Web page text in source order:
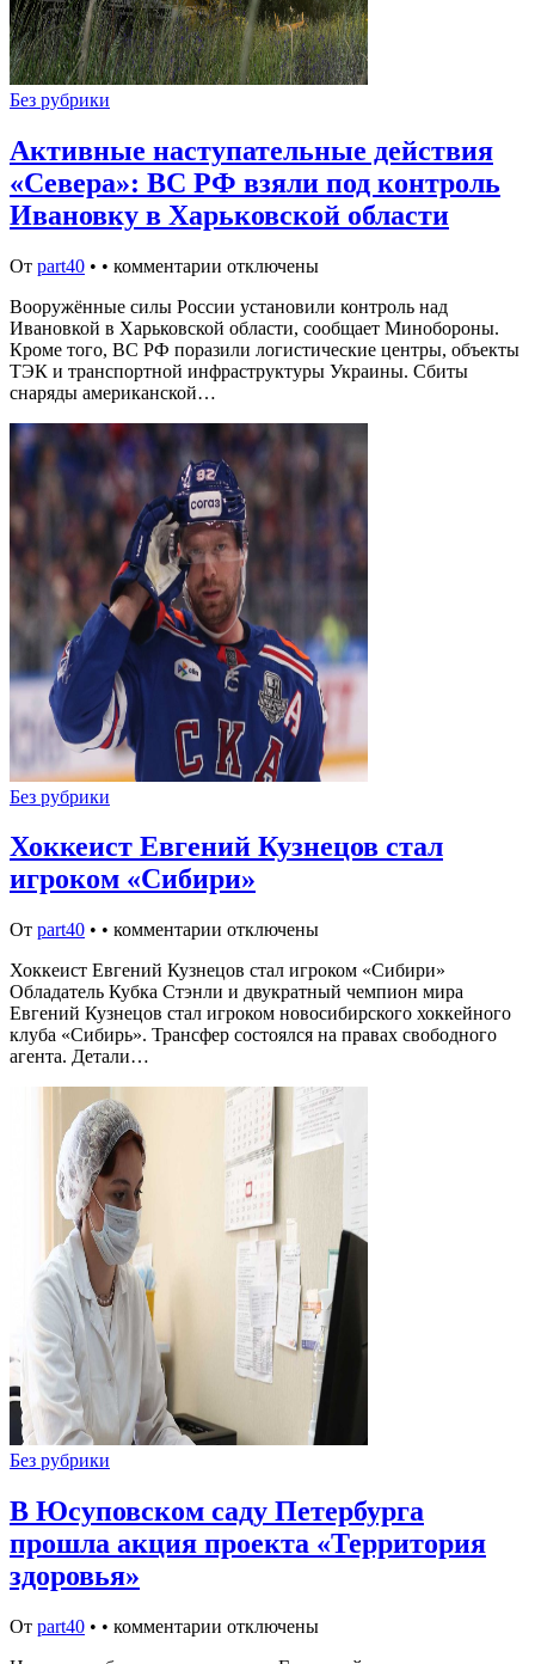
Без рубрики
Активные наступательные действия
«Севера»: ВС РФ взяли под контроль
Ивановку в Харьковской области
От part40 • • комментарии отключены
Вооружённые силы России установили контроль над
Ивановкой в Харьковской области, сообщает Минобороны.
Кроме того, ВС РФ поразили логистические центры, объекты
ТЭК и транспортной инфраструктуры Украины. Сбиты
снаряды американской…
Без рубрики
Хоккеист Евгений Кузнецов стал
игроком «Сибири»
От part40 • • комментарии отключены
Хоккеист Евгений Кузнецов стал игроком «Сибири»
Обладатель Кубка Стэнли и двукратный чемпион мира
Евгений Кузнецов стал игроком новосибирского хоккейного
клуба «Сибирь». Трансфер состоялся на правах свободного
агента. Детали…
Без рубрики
В Юсуповском саду Петербурга
прошла акция проекта «Территория
здоровья»
От part40 • • комментарии отключены